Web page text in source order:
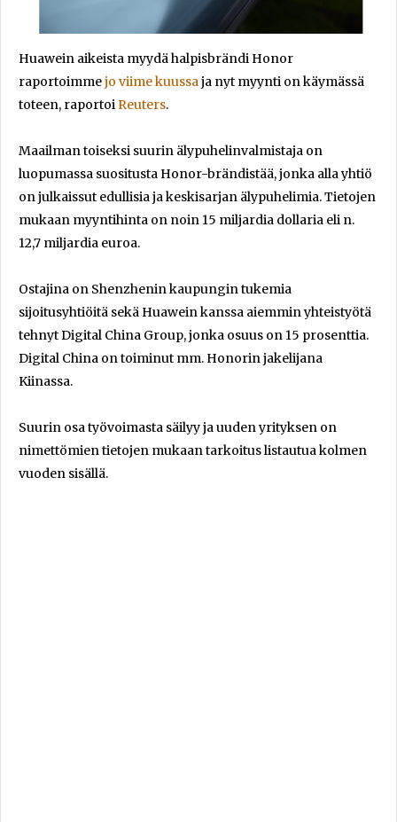
Huawein aikeista myydä halpisbrändi Honor
raportoimmejo viime kuussaja nyt myynti on käymässä
toteen, raportoiReuters.
Maailman toiseksi suurin älypuhelinvalmistaja on
luopumassa suositusta Honor-brändistää, jonka alla yhtiö
on julkaissut edullisia ja keskisarjan älypuhelimia. Tietojen
mukaan myyntihinta on noin 15 miljardia dollaria eli n.
12,7 miljardia euroa.
Ostajina on Shenzhenin kaupungin tukemia
sijoitusyhtiöitä sekä Huawein kanssa aiemmin yhteistyötä
tehnyt Digital China Group, jonka osuus on 15 prosenttia.
Digital China on toiminut mm. Honorin jakelijana
Kiinassa.
Suurin osa työvoimasta säilyy ja uuden yrityksen on
nimettömien tietojen mukaan tarkoitus listautua kolmen
vuoden sisällä.